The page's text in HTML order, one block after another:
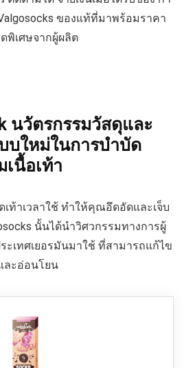
ของแท้ที่มาพร้อมราคา
พิเศษจากผู้ผลิต
นวัตรกรรมวัสดุและ
บใหม่ในการบำบัด
นื้อเท้า
ท้าเวลาใช้ ทำให้คุณอึดอัดและเจ็บ
นั้นได้นำวิศวกรรมทางการผู้
ะเทศเยอรมันมาใช้ ที่สามารถแก้ไข
ละอ่อนโยน